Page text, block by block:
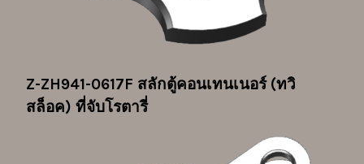
Z-ZH941-0617F สลักตู้คอนเทนเนอร์ (ทวิ
สล็อค) ที่จับโรตารี่